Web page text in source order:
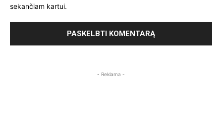
sekančiam kartui.
- Reklama -